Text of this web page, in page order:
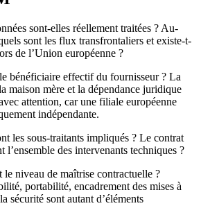
sont-elles réellement traitées ? Au-
sont les flux transfrontaliers et existe-t-
de l’Union européenne ?
bénéficiaire effectif du fournisseur ? La
maison mère et la dépendance juridique
attention, car une filiale européenne
indépendante.
les sous-traitants impliqués ? Le contrat
des intervenants techniques ?
le niveau de maîtrise contractuelle ?
portabilité, encadrement des mises à
sécurité sont autant d’éléments